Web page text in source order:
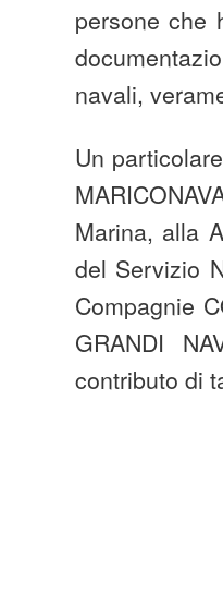
persone che
navali,
Un
Marina, alla
del Servizio
Compagnie
GRANDI
contributo di